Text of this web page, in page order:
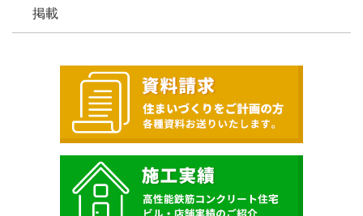
掲載